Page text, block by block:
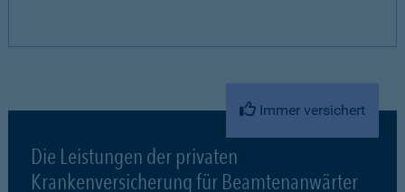
Immer versichert
Die Leistungen der privaten
Krankenversicherung für Beamtenanwärter